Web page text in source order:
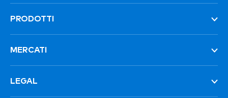
PRODOTTI
MERCATI
LEGAL